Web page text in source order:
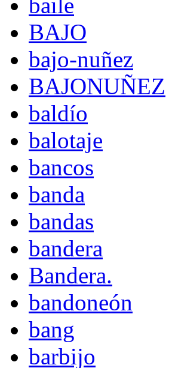
baile
BAJO
bajo-nuñez
BAJONUÑEZ
baldío
balotaje
bancos
banda
bandas
bandera
Bandera.
bandoneón
bang
barbijo